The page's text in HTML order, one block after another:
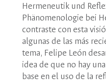
Hermeneutik und
Phänomenologie bei
contraste con esta
algunas de las más
tema, Felipe León
idea de que no hay
base en el uso de la